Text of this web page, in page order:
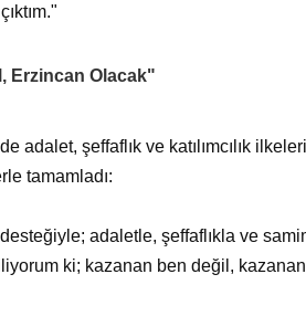
Erzincan Olacak"
adalet, şeffaflık ve katılımcılık
tamamladı:
adaletle, şeffaflıkla ve
ki; kazanan ben değil,